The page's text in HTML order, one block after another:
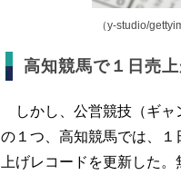
（y-studio/
高知競馬で１日売
しかし、公営競技（ギャ
の１つ、高知競馬では、
上げレコードを更新した